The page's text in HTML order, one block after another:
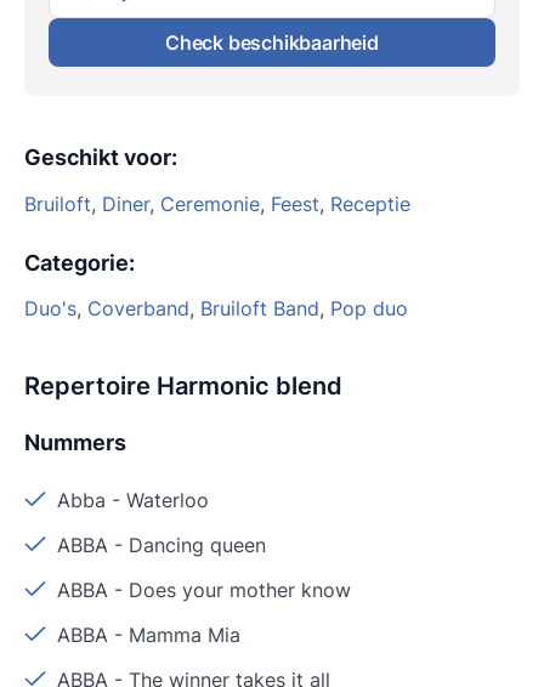
Check beschikbaarheid
Geschikt voor:
Bruiloft, Diner, Ceremonie, Feest, Receptie
Categorie:
Duo's, Coverband, Bruiloft Band, Pop duo
Repertoire Harmonic blend
Nummers
Abba -Waterloo
ABBA - Dancing queen
ABBA - Does your mother know
ABBA - Mamma Mia
ABBA -The winner takes it all